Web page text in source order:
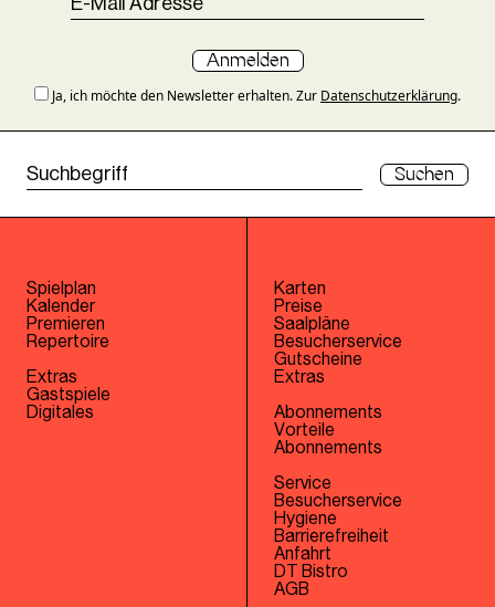
Anmelden
Ja, ich möchte den Newsletter erhalten. Zur Datenschutzerklärung.
Suchen
Spielplan
Kalender
Premieren
Repertoire
Extras
Gastspiele
Digitales
Karten
Preise
Saalpläne
Besucherservice
Gutscheine
Extras
Abonnements
Vorteile
Abonnements
Service
Besucherservice
Hygiene
Barrierefreiheit
Anfahrt
DT Bistro
AGB